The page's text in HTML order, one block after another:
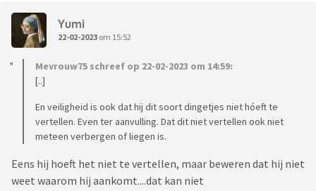
Yumi
22-02-2023 om 15:52
Mevrouw75 schreef op 22-02-2023 om 14:59:
[..]
En veiligheid is ook dat hij dit soort dingetjes niet hóeft te
vertellen. Even ter aanvulling. Dat dit niet vertellen ook niet
meteen verbergen of liegen is.
Eens hij hoeft het niet te vertellen, maar beweren dat hij niet
weet waarom hij aankomt....dat kan niet